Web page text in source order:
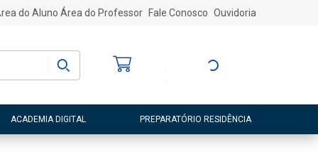
do Aluno Área do Professor Fale Conosco Ouvidoria
Entre ou Cadastre-
ACADEMIA DIGITAL PREPARATÓRIO RESIDÊNCIA